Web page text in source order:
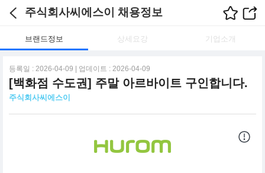
주식회사씨에스이 채용정보
브랜드정보 상세요강 기업소개
등록일 : 2026-04-09 | 업데이트 : 2026-04-09
[백화점 수도권] 주말 아르바이트 구인합니다.
주식회사씨에스이